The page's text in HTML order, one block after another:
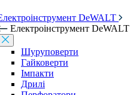
DeWALT
Електроінструмент DeWALT
Шуруповерти
Гайковерти
Імпакти
Дрилі